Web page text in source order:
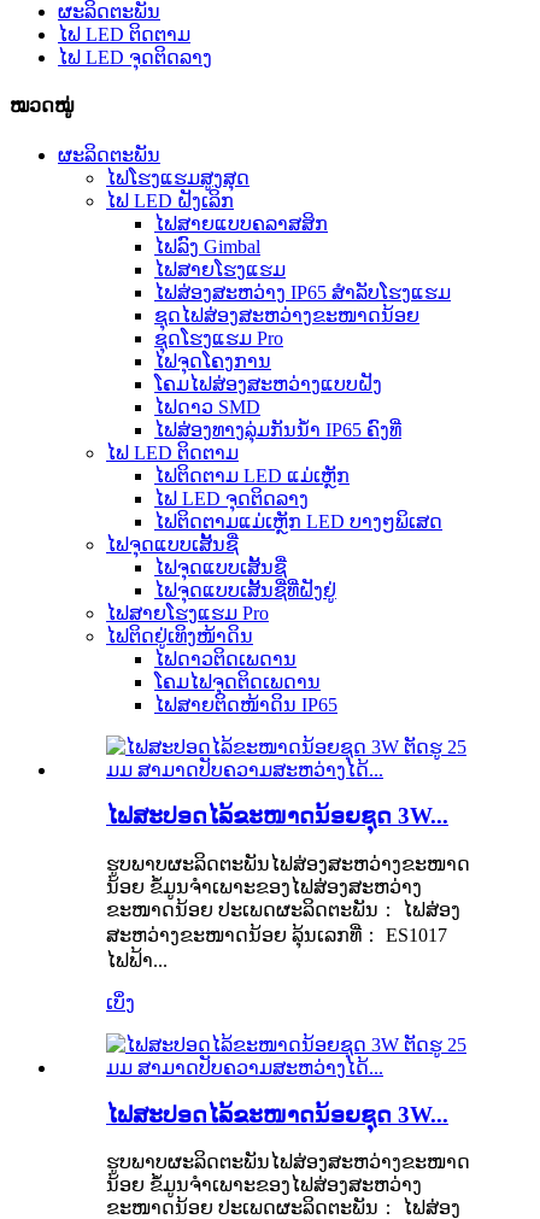
ຜະລິດຕະພັນ
ໄຟ LED ຕິດຕາມ
ໄຟ LED ຈຸດຕິດລາງ
ໝວດໝູ່
ຜະລິດຕະພັນ
ໄຟໂຮງແຮມສູງສຸດ
ໄຟ LED ຝັງເລິກ
ໄຟສາຍແບບຄລາສສິກ
ໄຟລົງ Gimbal
ໄຟສາຍໂຮງແຮມ
ໄຟສ່ອງສະຫວ່າງ IP65 ສຳລັບໂຮງແຮມ
ຊຸດໄຟສ່ອງສະຫວ່າງຂະໜາດນ້ອຍ
ຊຸດໂຮງແຮມ Pro
ໄຟຈຸດໂຄງການ
ໂຄມໄຟສ່ອງສະຫວ່າງແບບຝັງ
ໄຟດາວ SMD
ໄຟສ່ອງທາງລຸ່ມກັນນ້ຳ IP65 ຄົງທີ່
ໄຟ LED ຕິດຕາມ
ໄຟຕິດຕາມ LED ແມ່ເຫຼັກ
ໄຟ LED ຈຸດຕິດລາງ
ໄຟຕິດຕາມແມ່ເຫຼັກ LED ບາງໆພິເສດ
ໄຟຈຸດແບບເສັ້ນຊື່
ໄຟຈຸດແບບເສັ້ນຊື່
ໄຟຈຸດແບບເສັ້ນຊື່ທີ່ຝັງຢູ່
ໄຟສາຍໂຮງແຮມ Pro
ໄຟຕິດຢູ່ເທິງໜ້າດິນ
ໄຟດາວຕິດເພດານ
ໂຄມໄຟຈຸດຕິດເພດານ
ໄຟສາຍຕິດໜ້າດິນ IP65
ໄຟສະປອດໄລ້ຂະໜາດນ້ອຍຊຸດ 3W...
ຮູບພາບຜະລິດຕະພັນໄຟສ່ອງສະຫວ່າງຂະໜາດ
ນ້ອຍ ຂໍ້ມູນຈຳເພາະຂອງໄຟສ່ອງສະຫວ່າງ
ຂະໜາດນ້ອຍ ປະເພດຜະລິດຕະພັນ： ໄຟສ່ອງ
ສະຫວ່າງຂະໜາດນ້ອຍ ລຸ້ນເລກທີ່： ES1017
ໄຟຟ້າ...
ເບິ່ງ
ໄຟສະປອດໄລ້ຂະໜາດນ້ອຍຊຸດ 3W...
ຮູບພາບຜະລິດຕະພັນໄຟສ່ອງສະຫວ່າງຂະໜາດ
ນ້ອຍ ຂໍ້ມູນຈຳເພາະຂອງໄຟສ່ອງສະຫວ່າງ
ຂະໜາດນ້ອຍ ປະເພດຜະລິດຕະພັນ： ໄຟສ່ອງ